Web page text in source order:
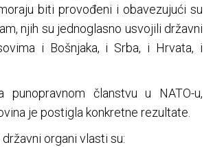
biti provođeni i obavezujući su
njih su jednoglasno usvojili državni
i Bošnjaka, i Srba, i Hrvata, i
punopravnom članstvu u NATO-u,
je postigla konkretne rezultate.
organi vlasti su: